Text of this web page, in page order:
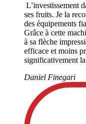
L’investissement
ses fruits. Je la
des équipements
Grâce à cette
à sa flèche
efficace et moins
significativement
Daniel Finegari